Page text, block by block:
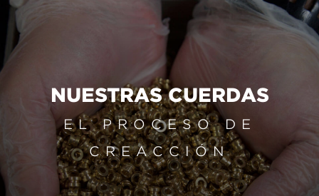
NUESTRAS CUERDAS
EL PROCESO DE
CREACCIÓN